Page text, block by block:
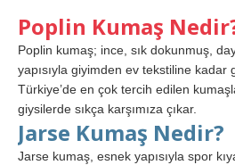
Poplin Kumaş
Poplin kumaş; ince, sık dokunmuş,
yapısıyla giyimden ev tekstiline kadar
Türkiye’de en çok tercih edilen
giysilerde sıkça karşımıza çıkar.
Jarse Kumaş Nedir?
Jarse kumaş, esnek yapısıyla spor